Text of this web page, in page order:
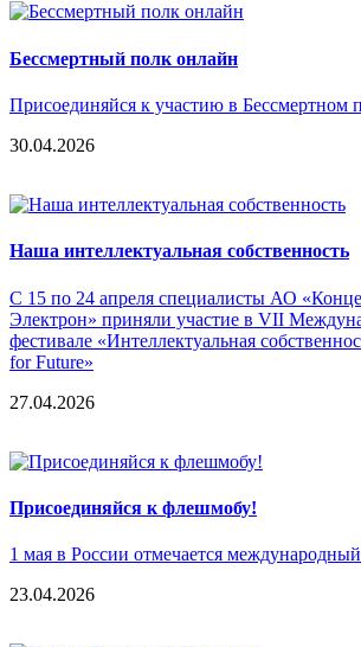
Бессмертный полк онлайн
Присоединяйся к участию в Бессмертном
30.04.2026
Наша интеллектуальная собственность
С 15 по 24 апреля специалисты АО
Электрон» приняли участие в VII
фестивале «Интеллектуальная
for Future»
27.04.2026
Присоединяйся к флешмобу!
1 мая в России отмечается
23.04.2026